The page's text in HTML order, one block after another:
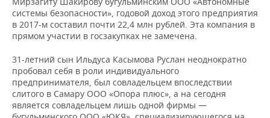
системы безопасности», годовой доход этого предприятия
в 2017-м составил почти 22,4 млн рублей. Эта компания в
прямом участии в госзакупках не замечена.
31-летний сын Ильдуса Касымова Руслан неоднократно
пробовал себя в роли индивидуального
предпринимателя, был совладельцем впоследствии
слитого в Самару ООО «Опора плюс», а на сегодня
является совладельцем лишь одной фирмы —